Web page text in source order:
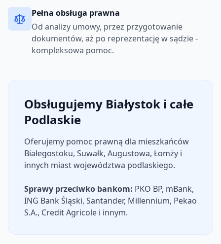
Pełna obsługa prawna
Od analizy umowy, przez przygotowanie
dokumentów, aż po reprezentację w sądzie -
kompleksowa pomoc.
Obsługujemy Białystok i całe
Podlaskie
Oferujemy pomoc prawną dla mieszkańców
Białegostoku, Suwałk, Augustowa, Łomży i
innych miast województwa podlaskiego.
Sprawy przeciwko bankom: PKO BP, mBank,
ING Bank Śląski, Santander, Millennium, Pekao
S.A., Credit Agricole i innym.